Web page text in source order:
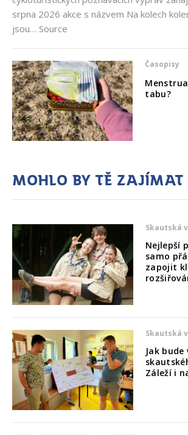
srpna 2026 akce s názvem Na kolech
jsou… Source
Časopisy
tabu?
Mohlo by tě zajímat
Skautská
Nejlepší
samo
zapojit
Skautská
Jak
Záleží i